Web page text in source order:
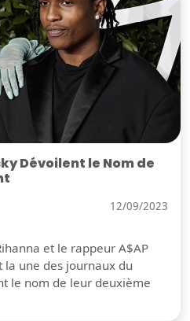
Dévoilent le Nom de
12/09/2023
et le rappeur A$AP
la une des journaux du
le nom de leur deuxième